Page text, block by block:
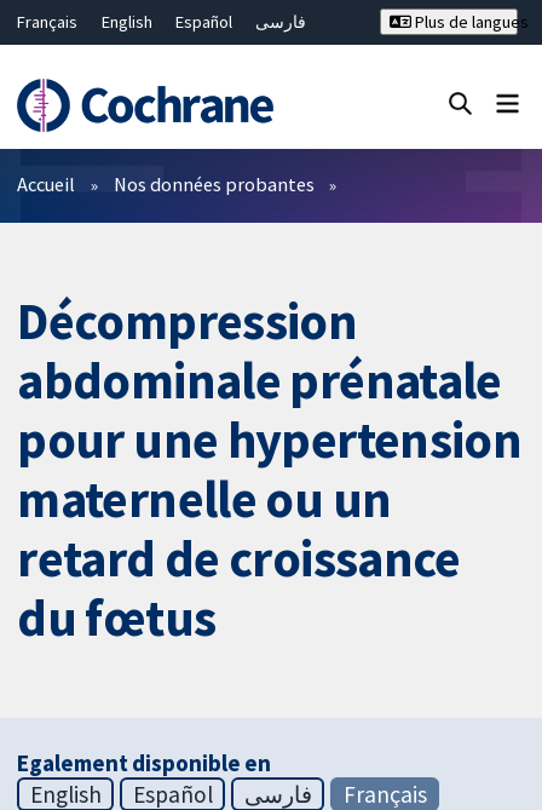
Français English Español
فارسی
Bahasa Malaysia
ไทย
繁體中文
简体中文
Plus de langues
Filtres
Accueil Nos données probantes
Décompression
abdominale prénatale
pour une hypertension
maternelle ou un
retard de croissance
du fœtus
Egalement disponible en
English
Español فارسی
Français